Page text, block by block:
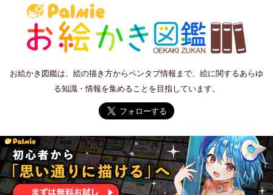
お絵かき図鑑は、絵の描き方からペンタブ情報まで、絵に関するあらゆ
る知識・情報を集めることを目指しています。